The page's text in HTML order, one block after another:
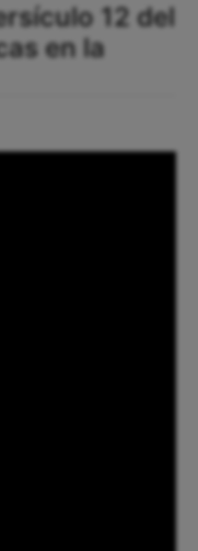
12 del
en la